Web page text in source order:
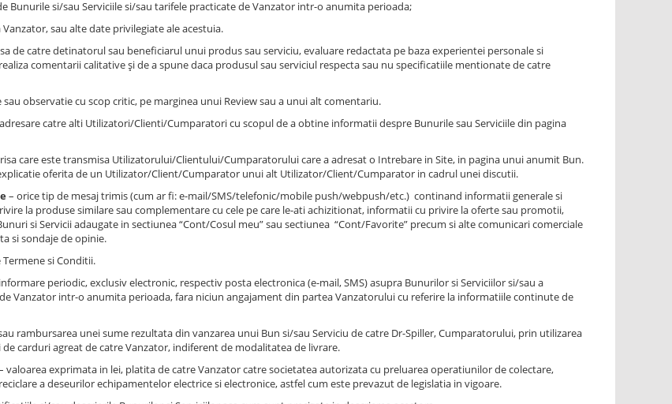
Bunurile si/sau Serviciile si/sau tarifele practicate de Vanzator intr-o anumita perioada;
sau alte date privilegiate ale acestuia.
de catre detinatorul sau beneficiarul unui produs sau serviciu, evaluare redactata pe baza experientei personale si
comentarii calitative și de a spune daca produsul sau serviciul respecta sau nu specificatiile mentionate de catre
sau observatie cu scop critic, pe marginea unui Review sau a unui alt comentariu.
catre alti Utilizatori/Clienti/Cumparatori cu scopul de a obtine informatii despre Bunurile sau Serviciile din pagina
care este transmisa Utilizatorului/Clientului/Cumparatorului care a adresat o Intrebare in Site, in pagina unui anumit Bun.
oferita de un Utilizator/Client/Cumparator unui alt Utilizator/Client/Cumparator in cadrul unei discutii.
– orice tip de mesaj trimis (cum ar fi: e-mail/SMS/telefonic/mobile push/webpush/etc.) continand informatii generale si
la produse similare sau complementare cu cele pe care le-ati achizitionat, informatii cu privire la oferte sau promotii,
si Servicii adaugate in sectiunea “Cont/Cosul meu” sau sectiunea “Cont/Favorite” precum si alte comunicari comerciale
si sondaje de opinie.
si Conditii.
periodic, exclusiv electronic, respectiv posta electronica (e-mail, SMS) asupra Bunurilor si Serviciilor si/sau a
Vanzator intr-o anumita perioada, fara niciun angajament din partea Vanzatorului cu referire la informatiile continute de
rambursarea unei sume rezultata din vanzarea unui Bun si/sau Serviciu de catre Dr-Spiller, Cumparatorului, prin utilizarea
carduri agreat de catre Vanzator, indiferent de modalitatea de livrare.
valoarea exprimata in lei, platita de catre Vanzator catre societatea autorizata cu preluarea operatiunilor de colectare,
a deseurilor echipamentelor electrice si electronice, astfel cum este prevazut de legislatia in vigoare.